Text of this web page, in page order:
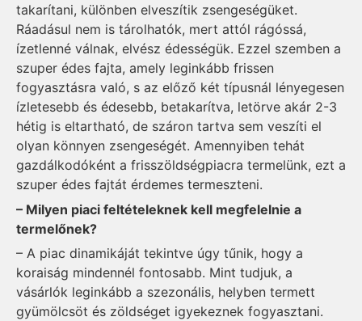
takarítani, különben elveszítik zsengeségüket.
Ráadásul nem is tárolhatók, mert attól rágóssá,
ízetlenné válnak, elvész édességük. Ezzel szemben a
szuper édes fajta, amely leginkább frissen
fogyasztásra való, s az előző két típusnál lényegesen
ízletesebb és édesebb, betakarítva, letörve akár 2-3
hétig is eltartható, de száron tartva sem veszíti el
olyan könnyen zsengeségét. Amennyiben tehát
gazdálkodóként a frisszöldségpiacra termelünk, ezt a
szuper édes fajtát érdemes termeszteni.
– Milyen piaci feltételeknek kell megfelelnie a
termelőnek?
– A piac dinamikáját tekintve úgy tűnik, hogy a
koraiság mindennél fontosabb. Mint tudjuk, a
vásárlók leginkább a szezonális, helyben termett
gyümölcsöt és zöldséget igyekeznek fogyasztani.